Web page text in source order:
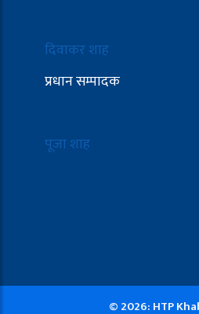
दिवाकर शाह
प्रधान सम्पादक
पूजा शाह
© 2026: HTP